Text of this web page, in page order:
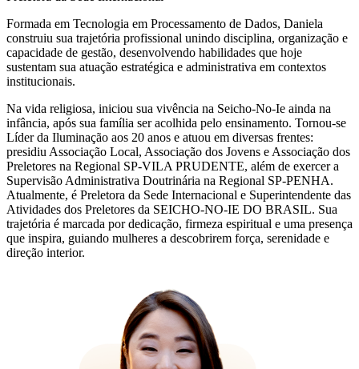
Formada em Tecnologia em Processamento de Dados, Daniela
construiu sua trajetória profissional unindo disciplina, organização e
capacidade de gestão, desenvolvendo habilidades que hoje
sustentam sua atuação estratégica e administrativa em contextos
institucionais.
Na vida religiosa, iniciou sua vivência na Seicho-No-Ie ainda na
infância, após sua família ser acolhida pelo ensinamento. Tornou-se
Líder da Iluminação aos 20 anos e atuou em diversas frentes:
presidiu Associação Local, Associação dos Jovens e Associação dos
Preletores na Regional SP-VILA PRUDENTE, além de exercer a
Supervisão Administrativa Doutrinária na Regional SP-PENHA.
Atualmente, é Preletora da Sede Internacional e Superintendente das
Atividades dos Preletores da SEICHO-NO-IE DO BRASIL. Sua
trajetória é marcada por dedicação, firmeza espiritual e uma presença
que inspira, guiando mulheres a descobrirem força, serenidade e
direção interior.